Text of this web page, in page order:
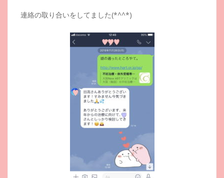
連絡の取り合いをしてました(*^^*)